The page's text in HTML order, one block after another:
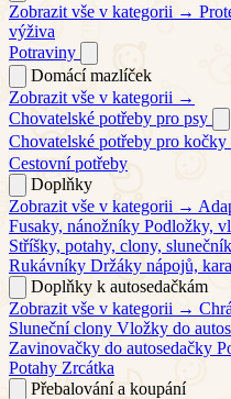
Zobrazit vše v kategorii →
výživa
Potraviny
Domácí mazlíček
Zobrazit vše v kategorii →
Chovatelské potřeby pro psy
Chovatelské potřeby pro kočky
Cestovní potřeby
Doplňky
Zobrazit vše v kategorii →
Fusaky, nánožníky Podložky,
Stříšky, potahy, clony,
Rukávníky Držáky nápojů,
Doplňky k autosedačkám
Zobrazit vše v kategorii →
Sluneční clony Vložky do
Zavinovačky do autosedačky
Potahy Zrcátka
Přebalování a koupání